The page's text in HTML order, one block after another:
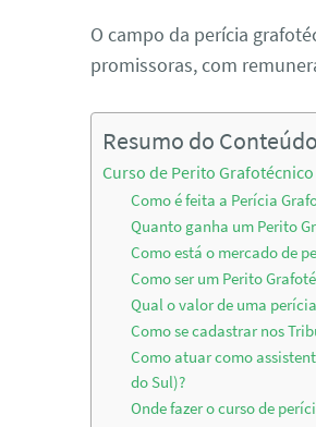
O campo da perícia
promissoras, com
Resumo do Conteúdo
Curso de Perito
Como é feita a Perícia
Quanto ganha um Perito
Como está o mercado de
Como ser um Perito
Qual o valor de uma
Como se cadastrar nos
Como atuar como
do Sul)?
Onde fazer o curso de